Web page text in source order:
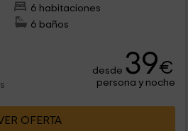
6 habitaciones
6 baños
desde 39€
persona y noche
OFERTA